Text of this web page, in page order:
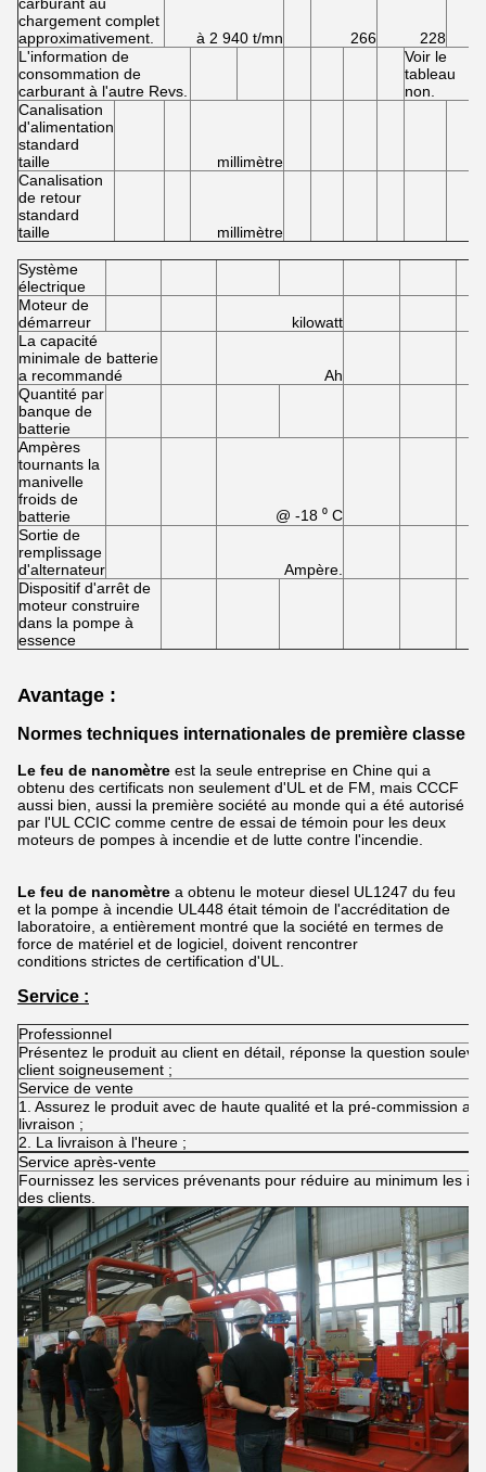
chargement complet
approximativement.
à 2 940 t/mn 266
228
L'information de
consommation de
carburant à l'autre Revs.
Voir le
tableau
non.
Canalisation
d'alimentation
standard
taille
millimètre
Canalisation
de retour
standard
taille
millimètre
Système
électrique
Moteur de
démarreur
kilowatt
La capacité
minimale de batterie
a recommandé
Ah
Quantité par
banque de
batterie
Ampères
tournants la
manivelle
froids de
batterie
@ -18 ⁰ C
Sortie de
remplissage
d'alternateur
Ampère.
Dispositif d'arrêt de
moteur construire
dans la pompe à
essence
Avantage :
Normes techniques internationales de première classe
Le feu de nanomètre est la seule entreprise en Chine qui a
obtenu des certificats non seulement d'UL et de FM, mais CCCF
aussi bien, aussi la première société au monde qui a été autorisé
par l'UL CCIC comme centre de essai de témoin pour les deux
moteurs de pompes à incendie et de lutte contre l'incendie.
Le feu de nanomètre a obtenu le moteur diesel UL1247 du feu
et la pompe à incendie UL448 était témoin de l'accréditation de
laboratoire, a entièrement montré que la société en termes de
force de matériel et de logiciel, doivent rencontrer
conditions strictes de certification d'UL.
Service :
Professionnel
Présentez le produit au client en détail, réponse la question
client soigneusement ;
Service de vente
1. Assurez le produit avec de haute qualité et la pré-commission
livraison ;
2. La livraison à l'heure ;
Service après-vente
Fournissez les services prévenants pour réduire au minimum les
des clients.